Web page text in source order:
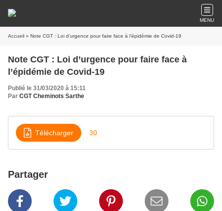
MENU
Accueil » Note CGT : Loi d’urgence pour faire face à l’épidémie de Covid-19
Note CGT : Loi d’urgence pour faire face à
l’épidémie de Covid-19
Publié le 31/03/2020 à 15:11
Par CGT Cheminots Sarthe
Télécharger 30
Partager